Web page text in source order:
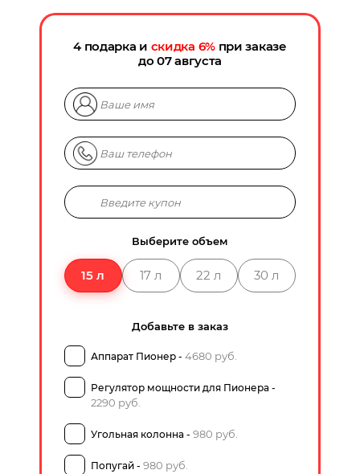
4 подарка и скидка 6%при заказе
Выберите объем
15 л 17 л 22 л 30 л
Добавьте в заказ
Аппарат Пионер - 4680 руб.
Регулятор мощности для Пионера -
2290 руб.
Угольная колонна - 980 руб.
Попугай - 980 руб.